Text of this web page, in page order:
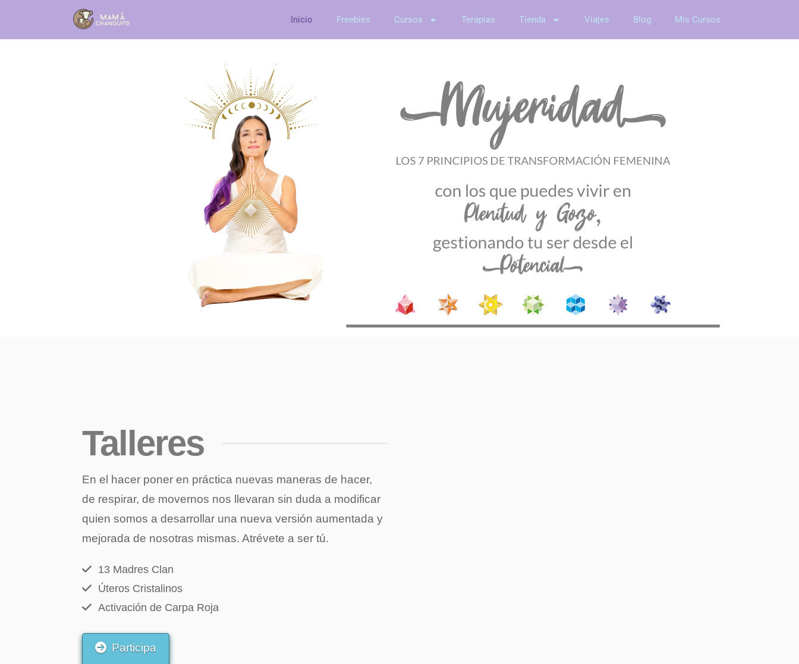
Inicio Freebies Cursos Terapias Tienda Viajes Blog Mis Cursos
Talleres
En el hacer poner en práctica nuevas maneras de hacer,
de respirar, de movernos nos llevaran sin duda a modificar
quien somos a desarrollar una nueva versión aumentada y
mejorada de nosotras mismas. Atrévete a ser tú.
13 Madres Clan
Úteros Cristalinos
Activación de Carpa Roja
Participa